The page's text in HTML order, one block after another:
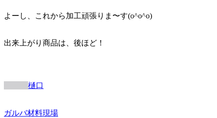
よーし、これから加工頑張りま〜す(o^o^o)
出来上がり商品は、後ほど！
樋口
ガルバ材料現場